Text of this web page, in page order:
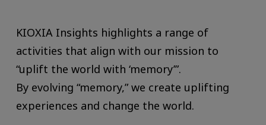
KIOXIA Insights highlights a range of
activities that align with our mission to
“uplift the world with ‘memory’”.
By evolving “memory,” we create uplifting
experiences and change the world.